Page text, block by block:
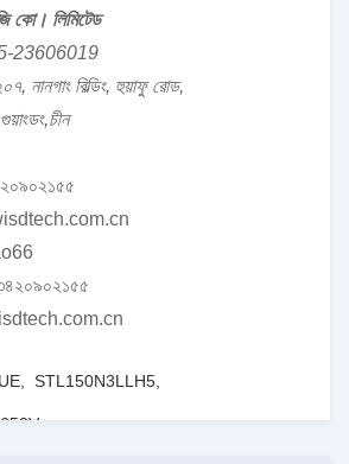
কো। লিমিটেড
23606019
নানগাং বিল্ডিং, হুয়াফু রোড,
STL150N3LLH5